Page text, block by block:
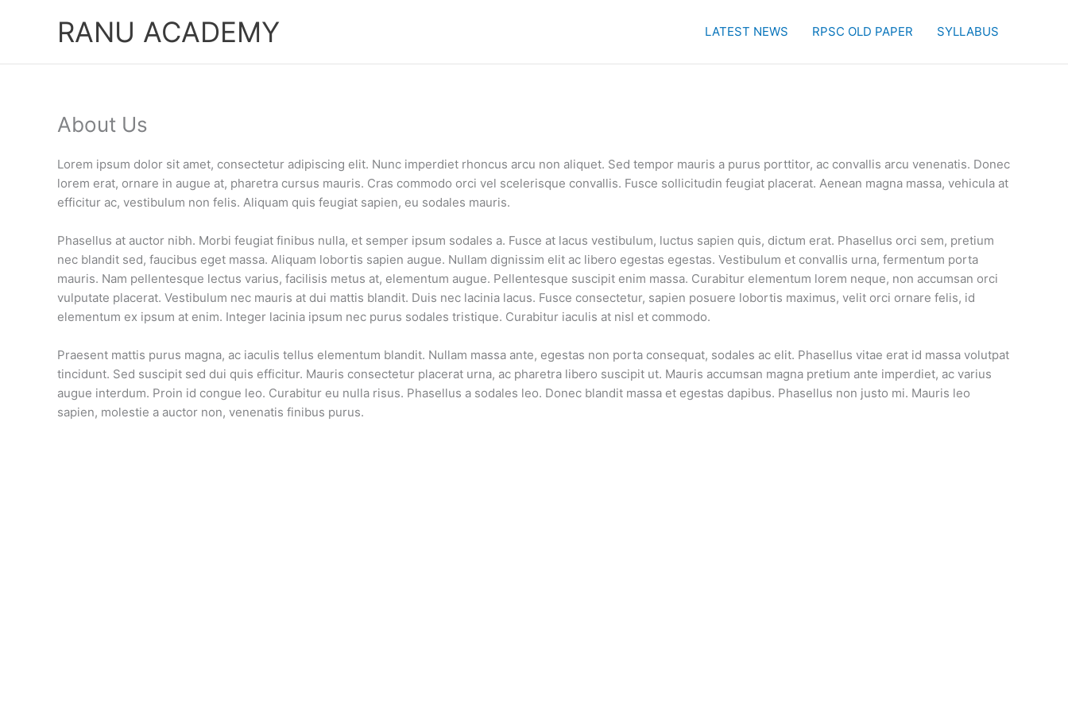
RANU ACADEMY LATEST NEWS RPSC OLD PAPER SYLLABUS
About Us
Lorem ipsum dolor sit amet, consectetur adipiscing elit. Nunc imperdiet rhoncus arcu non aliquet. Sed tempor mauris a purus porttitor, ac convallis arcu venenatis. Donec
lorem erat, ornare in augue at, pharetra cursus mauris. Cras commodo orci vel scelerisque convallis. Fusce sollicitudin feugiat placerat. Aenean magna massa, vehicula at
efficitur ac, vestibulum non felis. Aliquam quis feugiat sapien, eu sodales mauris.
Phasellus at auctor nibh. Morbi feugiat finibus nulla, et semper ipsum sodales a. Fusce at lacus vestibulum, luctus sapien quis, dictum erat. Phasellus orci sem, pretium
nec blandit sed, faucibus eget massa. Aliquam lobortis sapien augue. Nullam dignissim elit ac libero egestas egestas. Vestibulum et convallis urna, fermentum porta
mauris. Nam pellentesque lectus varius, facilisis metus at, elementum augue. Pellentesque suscipit enim massa. Curabitur elementum lorem neque, non accumsan orci
vulputate placerat. Vestibulum nec mauris at dui mattis blandit. Duis nec lacinia lacus. Fusce consectetur, sapien posuere lobortis maximus, velit orci ornare felis, id
elementum ex ipsum at enim. Integer lacinia ipsum nec purus sodales tristique. Curabitur iaculis at nisl et commodo.
Praesent mattis purus magna, ac iaculis tellus elementum blandit. Nullam massa ante, egestas non porta consequat, sodales ac elit. Phasellus vitae erat id massa volutpat
tincidunt. Sed suscipit sed dui quis efficitur. Mauris consectetur placerat urna, ac pharetra libero suscipit ut. Mauris accumsan magna pretium ante imperdiet, ac varius
augue interdum. Proin id congue leo. Curabitur eu nulla risus. Phasellus a sodales leo. Donec blandit massa et egestas dapibus. Phasellus non justo mi. Mauris leo
sapien, molestie a auctor non, venenatis finibus purus.